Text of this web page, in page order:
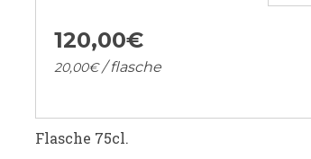
120,00€
20,00€/ flasche
Flasche 75cl.